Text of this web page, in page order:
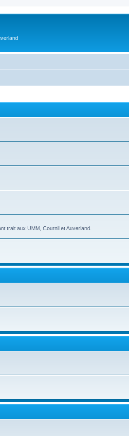
trait aux UMM, Cournil et Auverland.